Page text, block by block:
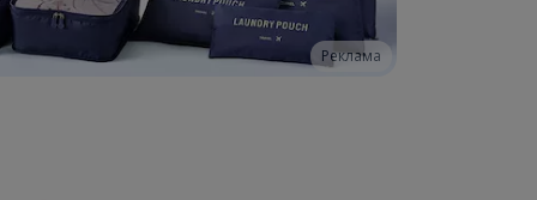
Реклама